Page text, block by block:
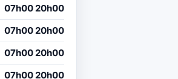
07h00 20h00
07h00 20h00
07h00 20h00
07h00 20h00